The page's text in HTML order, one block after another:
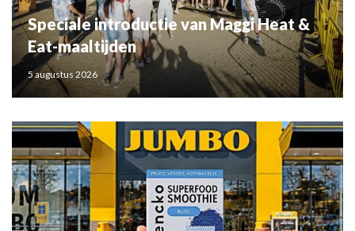
Speciale introductie van Maggi Heat &
Eat-maaltijden
5 augustus 2026